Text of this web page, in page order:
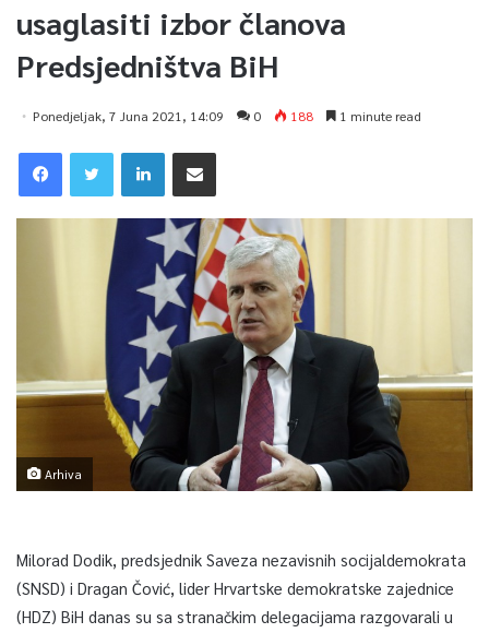
usaglasiti izbor članova
Predsjedništva BiH
Ponedjeljak, 7 Juna 2021, 14:09 0 188 1 minute read
Arhiva
Milorad Dodik, predsjednik Saveza nezavisnih socijaldemokrata
(SNSD) i Dragan Čović, lider Hrvartske demokratske zajednice
(HDZ) BiH danas su sa stranačkim delegacijama razgovarali u